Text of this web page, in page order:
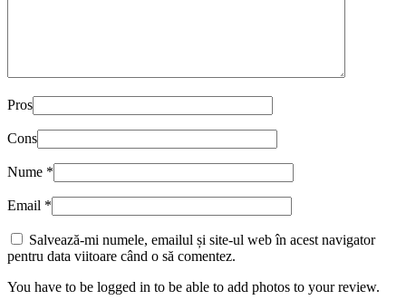
Pros
Cons
Nume *
Email *
Salvează-mi numele, emailul și site-ul web în acest navigator
pentru data viitoare când o să comentez.
You have to be logged in to be able to add photos to your review.